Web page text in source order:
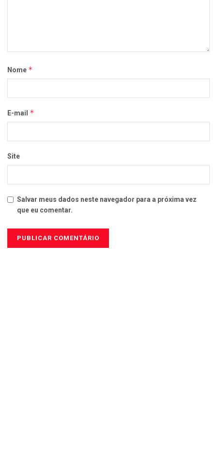
Nome *
E-mail *
Site
Salvar meus dados neste navegador para a próxima vez
que eu comentar.